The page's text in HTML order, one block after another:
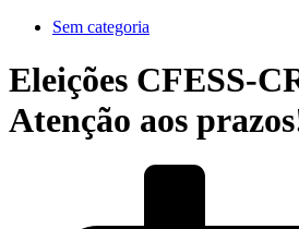
Sem categoria
Eleições CFESS-
Atenção aos